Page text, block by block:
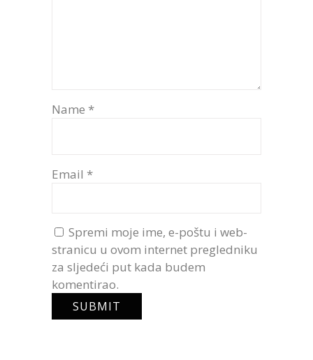
Name *
Email *
Spremi moje ime, e-poštu i web-
stranicu u ovom internet pregledniku
za sljedeći put kada budem
komentirao.